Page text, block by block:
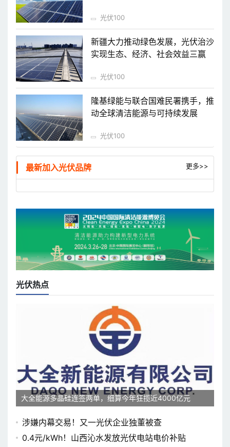
光伏100
新疆大力推动绿色发展，光伏治沙
实现生态、经济、社会效益三赢
光伏100
隆基绿能与联合国难民署携手，推
动全球清洁能源与可持续发展
光伏100
最新加入光伏品牌 更多>>
光伏热点
大全能源多晶硅连签两单，细算今年狂揽近4000亿元
涉嫌内幕交易！又一光伏企业独董被查
0.4元/kWh！山西沁水发放光伏电站电价补贴